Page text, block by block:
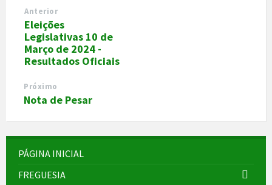
Anterior
Eleições
Legislativas 10 de
Março de 2024 -
Resultados Oficiais
Próximo
Nota de Pesar
PÁGINA INICIAL
FREGUESIA